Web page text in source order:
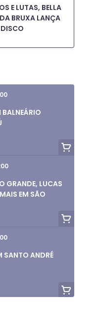
E LUTAS, BELLA
BRUXA LANÇA
BALNEÁRIO
GRANDE, LUCAS
EM SÃO
SANTO ANDRÉ